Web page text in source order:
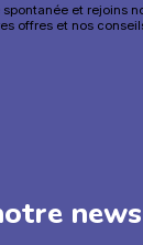
et rejoins
offres et nos